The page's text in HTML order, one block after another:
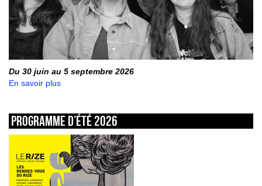
Du 30 juin au 5 septembre 2026
En savoir plus
Programme d’été 2026